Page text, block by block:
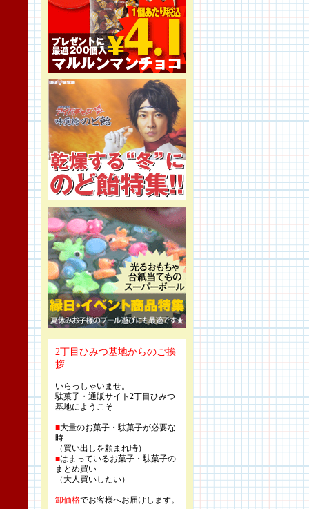
2丁目ひみつ基地からのご挨
拶
いらっしゃいませ。
駄菓子・通販サイト2丁目ひみつ
基地にようこそ
■大量のお菓子・駄菓子が必要な
時
（買い出しを頼まれ時）
■はまっているお菓子・駄菓子の
まとめ買い
（大人買いしたい）
卸価格でお客様へお届けします。